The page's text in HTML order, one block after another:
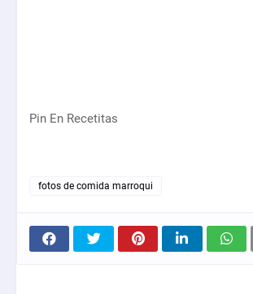
Pin En Recetitas
fotos de comida marroqui